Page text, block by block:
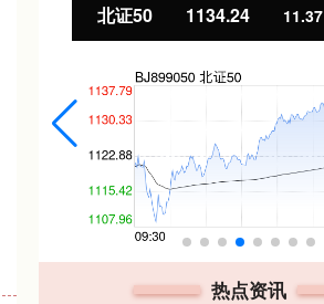
北证50 1134.24 11.37
热点资讯